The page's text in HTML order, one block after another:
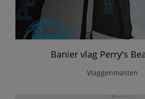
Banier vlag Perry's
Vlaggenmasten